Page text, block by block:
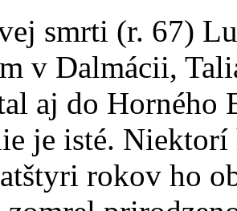
smrti (r. 67)
v Dalmácii,
aj do
je isté.
rokov ho